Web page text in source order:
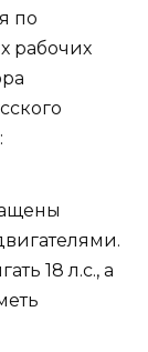
по
рабочих
18 л.с., а